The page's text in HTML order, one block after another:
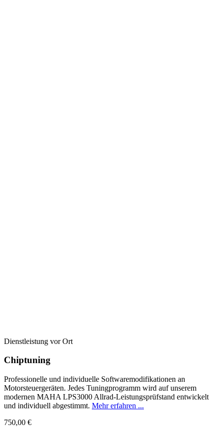
Dienstleistung vor Ort
Chiptuning
Professionelle und individuelle Softwaremodifikationen an
Motorsteuergeräten. Jedes Tuningprogramm wird auf unserem
modernen MAHA LPS3000 Allrad-Leistungsprüfstand entwickelt
und individuell abgestimmt. Mehr erfahren ...
750,00 €